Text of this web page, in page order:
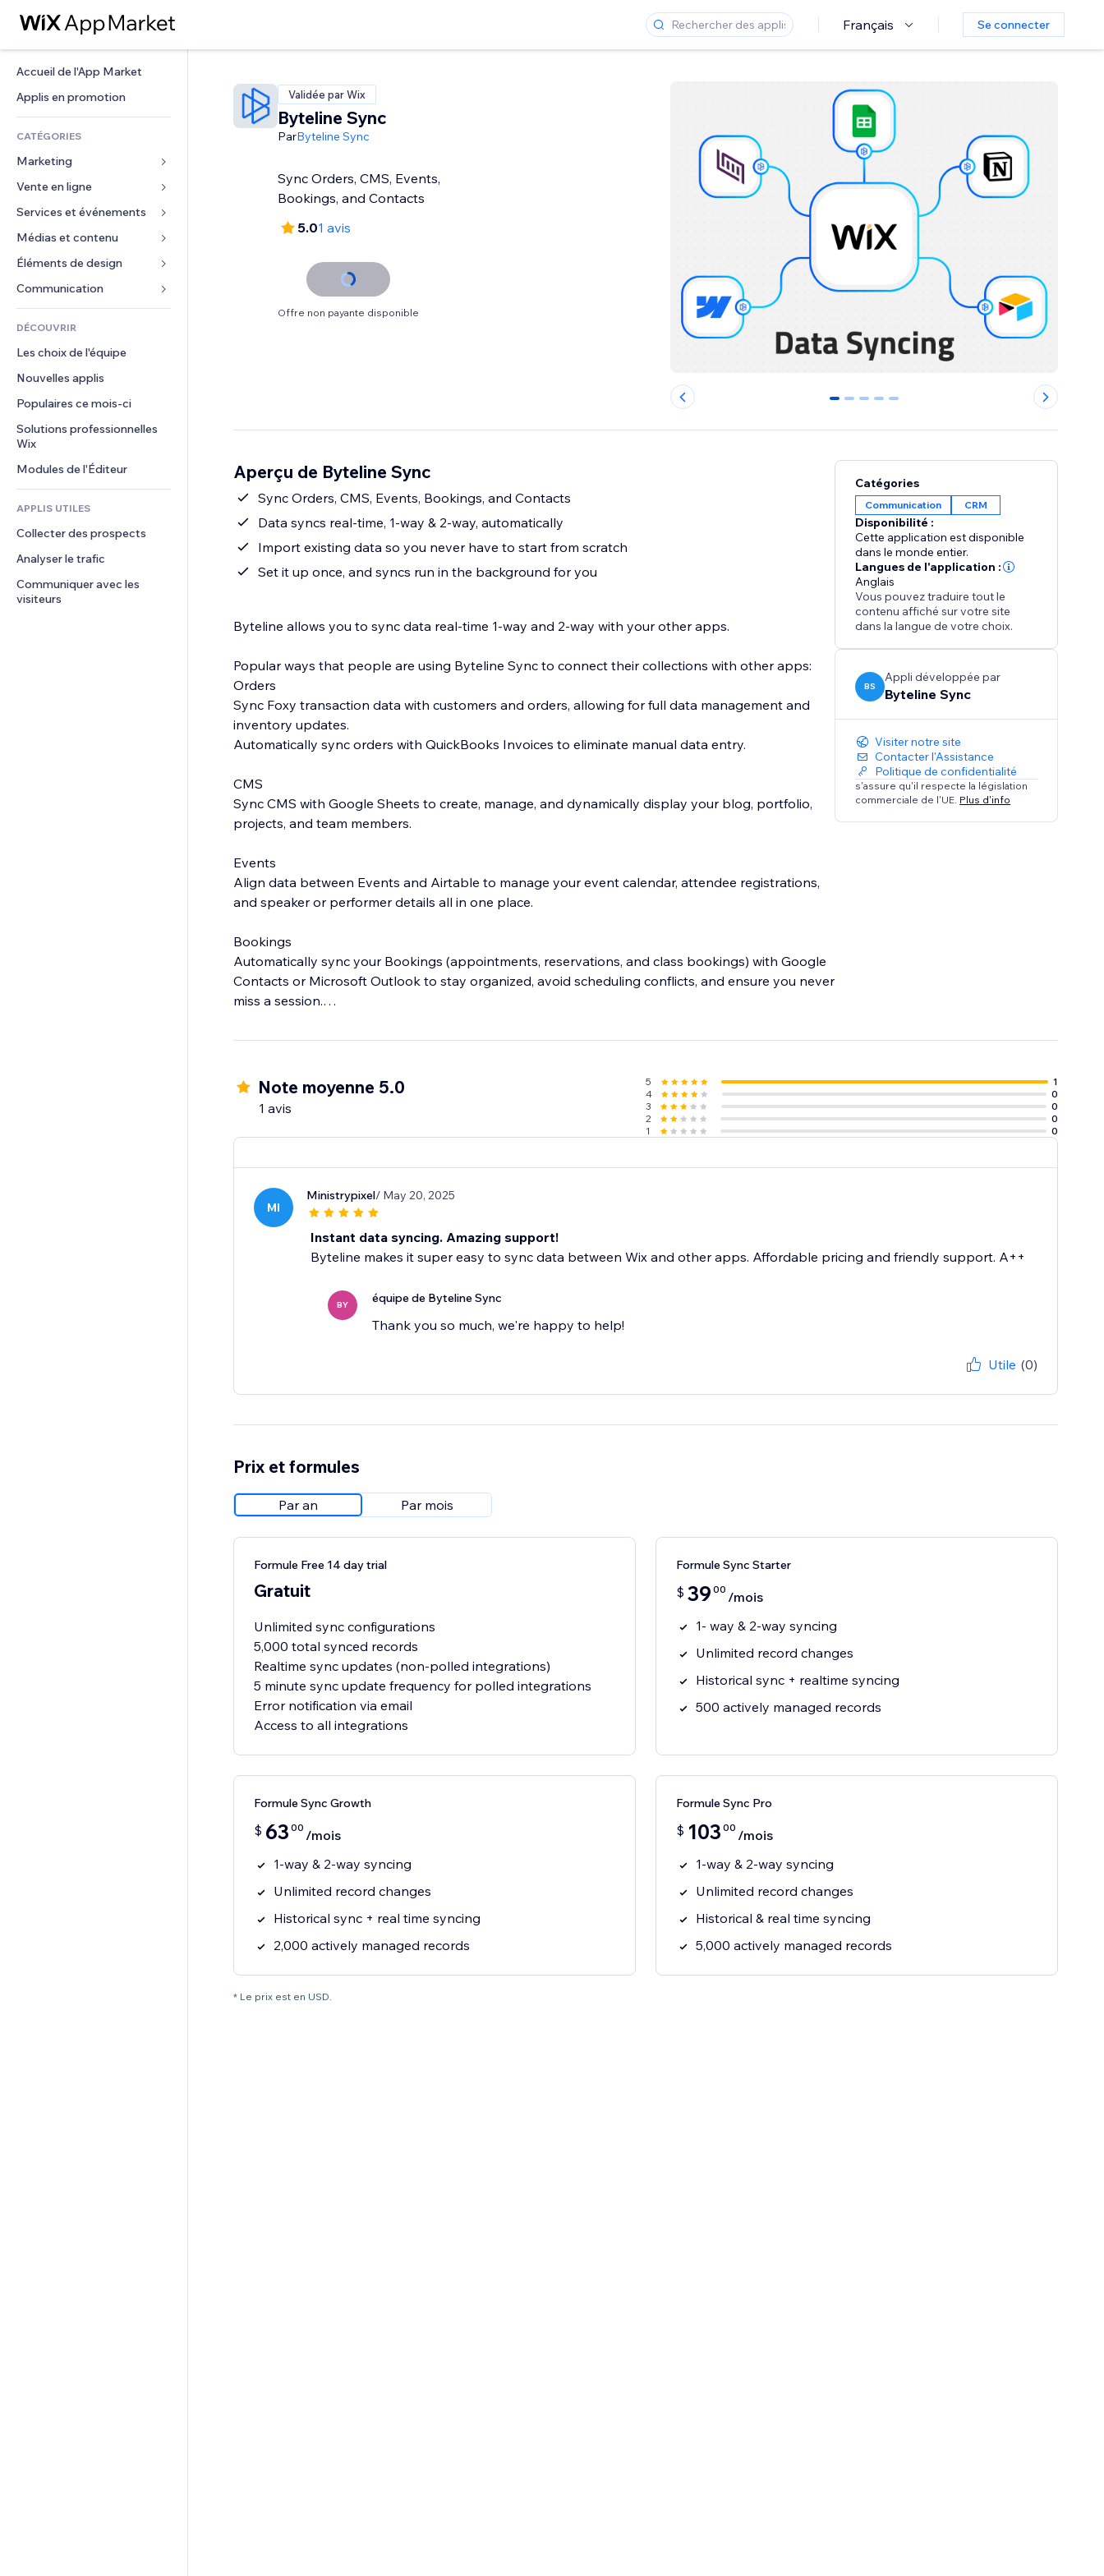
Français Se connecter
Accueil de l'App Market
Applis en promotion
CATÉGORIES
Marketing
Publicités
Mobile
Données analytiques
Réseaux sociaux
Classement de sites
E-mail
Vente en ligne
Applis pour les boutiques
Expédition et livraison
Boutons Vente
Comptabilité
Coupons et fidélisation
Solutions d'entreposage
Financement participatif
Alimentation et boissons
Services et événements
Hôtels
Événements
Restaurants
Immobilier
Réservations
Médias et contenu
Galerie
Musique
Podcasts
Photographie
Vidéo
PDF
Partage de fichiers
Actualités
Services de contenu
Effets de texte
Éléments de design
Cartes et navigation
Confidentialité
Horloge
Modèles de pages
Effets sur images
Boutons et menus
Bannières et badges
Calculateurs
Rechercher
Formulaires
Sondages
Chat
Commentaires
Téléphone
Communauté
Avis et commentaires
DÉCOUVRIR
Les choix de l'équipe
Nouvelles applis
Populaires ce mois‑ci
Solutions professionnelles
Wix
Modules de l'Éditeur
APPLIS UTILES
Collecter des prospects
Analyser le trafic
Communiquer avec les
visiteurs
Validée par Wix
Byteline Sync
ParByteline Sync
Sync Orders, CMS, Events,
Bookings, and Contacts
5.01 avis
Offre non payante disponible
0 1 2 3 4
Aperçu de Byteline Sync
Sync Orders, CMS, Events, Bookings, and Contacts
Data syncs real-time, 1-way & 2-way, automatically
Import existing data so you never have to start from scratch
Set it up once, and syncs run in the background for you
Byteline allows you to sync data real-time 1-way and 2-way with your other apps.
Popular ways that people are using Byteline Sync to connect their collections with other apps:
Orders
Sync Foxy transaction data with customers and orders, allowing for full data management and
inventory updates.
Automatically sync orders with QuickBooks Invoices to eliminate manual data entry.
CMS
Sync CMS with Google Sheets to create, manage, and dynamically display your blog, portfolio,
projects, and team members.
Events
Align data between Events and Airtable to manage your event calendar, attendee registrations,
and speaker or performer details all in one place.
Bookings
Automatically sync your Bookings (appointments, reservations, and class bookings) with Google
Contacts or Microsoft Outlook to stay organized, avoid scheduling conflicts, and ensure you never
miss a session.
Contacts
Have questions?
Feel free to send us a message from the bottom right chat icon of the Byteline website or console.
Catégories
Communication CRM
Disponibilité :
Cette application est disponible
dans le monde entier.
Langues de l'application :
Anglais
Vous pouvez traduire tout le
contenu affiché sur votre site
dans la langue de votre choix.
BS
Appli développée par
Byteline Sync
Visiter notre site
Contacter l'Assistance
Politique de confidentialité
s'assure qu'il respecte la législation
commerciale de l'UE. Plus d'info
Note moyenne 5.0
1 avis
5
1
4
0
3
0
2
0
1
0
MI
Ministrypixel/ May 20, 2025
Instant data syncing. Amazing support!
Byteline makes it super easy to sync data between Wix and other apps. Affordable pricing and friendly support. A++
BY équipe de Byteline Sync
Thank you so much, we're happy to help!
Utile (0)
Prix et formules
Par an Par mois
Formule Free 14 day trial
Gratuit
Unlimited sync configurations
5,000 total synced records
Realtime sync updates (non-polled integrations)
5 minute sync update frequency for polled integrations
Error notification via email
Access to all integrations
Formule Sync Starter
$ 39 00 /mois
1- way & 2-way syncing
Unlimited record changes
Historical sync + realtime syncing
500 actively managed records
Formule Sync Growth
$ 63 00 /mois
1-way & 2-way syncing
Unlimited record changes
Historical sync + real time syncing
2,000 actively managed records
Formule Sync Pro
$ 103 00 /mois
1-way & 2-way syncing
Unlimited record changes
Historical & real time syncing
5,000 actively managed records
* Le prix est en USD.